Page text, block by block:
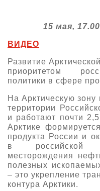
О выставке
Партнеры выставки
Даты будущих выставок
Документы
Контакты
Для участников
Заявка на участие
Заочное участие
Прилет на выставку
Основные требования МВЦ
Для посетителей
Место проведения
Схема проезда
Правила доступа и
Для СМИ
Аккредитация прессы
Условия инфопартнёрства
Положение об аккредитации
Архив
15 мая,
ВИДЕО
Развитие
приоритетом
политики в сфере
На Арктическую
территории
и работают почти
Арктике
продукта России и
в российской
месторождения
полезных
– это укрепление
контура Арктики.